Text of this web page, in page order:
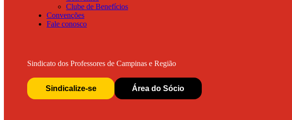
Clube de Benefícios
Convenções
Fale conosco
Sindicato dos Professores de Campinas e Região
Sindicalize-se Área do Sócio